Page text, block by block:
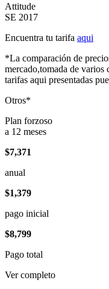
Attitude
SE 2017
Encuentra tu tarifa aqui
*La comparación de
mercado,tomada de varios
tarifas aqui presentadas
Otros*
Plan forzoso
a 12 meses
$7,371
anual
$1,379
pago inicial
$8,799
Pago total
Ver completo